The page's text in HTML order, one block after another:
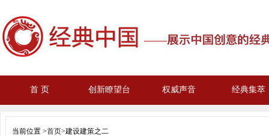
首 页 创新瞭望台 权威声音 经典集萃
当前位置 >首页>建设建策之二